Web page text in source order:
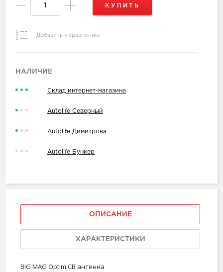
КУПИТЬ
Добавить к сравнению
НАЛИЧИЕ
Склад интернет-магазина
Autolife Северный
Autolife Димитрова
Autolife Бункер
ОПИСАНИЕ
ХАРАКТЕРИСТИКИ
BIG MAG Optim CB антенна